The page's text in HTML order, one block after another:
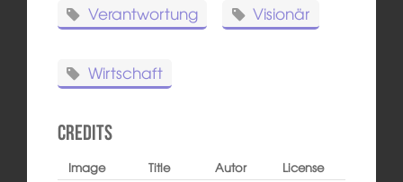
Verantwortung Visionär
Wirtschaft
Credits
Image Title Autor
License